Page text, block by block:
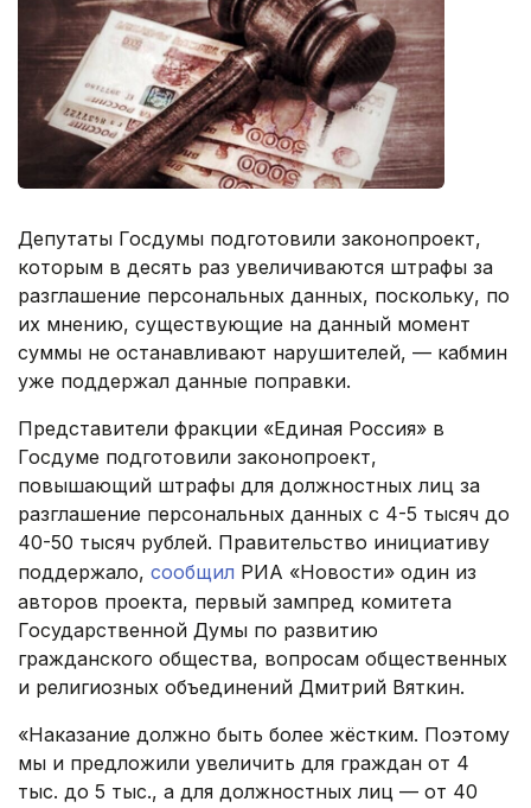
Депутаты Госдумы подготовили законопроект,
которым в десять раз увеличиваются штрафы за
разглашение персональных данных, поскольку, по
их мнению, существующие на данный момент
суммы не останавливают нарушителей, — кабмин
уже поддержал данные поправки.
Представители фракции «Единая Россия» в
Госдуме подготовили законопроект,
повышающий штрафы для должностных лиц за
разглашение персональных данных с 4-5 тысяч до
40-50 тысяч рублей. Правительство инициативу
поддержало, сообщил РИА «Новости» один из
авторов проекта, первый зампред комитета
Государственной Думы по развитию
гражданского общества, вопросам общественных
и религиозных объединений Дмитрий Вяткин.
«Наказание должно быть более жёстким. Поэтому
мы и предложили увеличить для граждан от 4
тыс. до 5 тыс., а для должностных лиц — от 40